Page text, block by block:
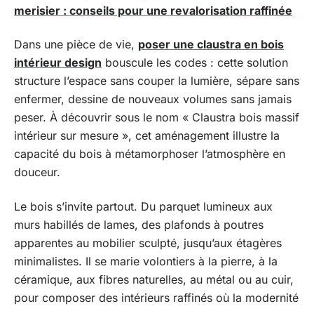
merisier : conseils pour une revalorisation raffinée
Dans une pièce de vie, poser une claustra en bois
intérieur design bouscule les codes : cette solution
structure l’espace sans couper la lumière, sépare sans
enfermer, dessine de nouveaux volumes sans jamais
peser. À découvrir sous le nom « Claustra bois massif
intérieur sur mesure », cet aménagement illustre la
capacité du bois à métamorphoser l’atmosphère en
douceur.
Le bois s’invite partout. Du parquet lumineux aux
murs habillés de lames, des plafonds à poutres
apparentes au mobilier sculpté, jusqu’aux étagères
minimalistes. Il se marie volontiers à la pierre, à la
céramique, aux fibres naturelles, au métal ou au cuir,
pour composer des intérieurs raffinés où la modernité